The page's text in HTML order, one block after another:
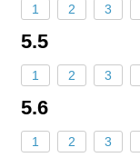
1 2 3
5.5
1 2 3
5.6
1 2 3